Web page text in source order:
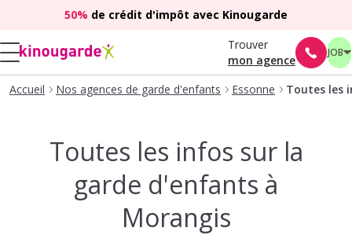
50% de crédit d'impôt avec Kinougarde
Trouver
mon agence
JOB
Accueil Nos agences de garde d'enfants Essonne Toutes les
Toutes les infos sur la
garde d'enfants à
Morangis